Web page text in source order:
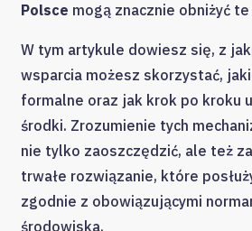
Polsce mogą znacznie obniżyć
W tym artykule dowiesz się, z
wsparcia możesz skorzystać,
formalne oraz jak krok po kroku
środki. Zrozumienie tych
nie tylko zaoszczędzić, ale też
trwałe rozwiązanie, które
zgodnie z obowiązującymi
środowiska.